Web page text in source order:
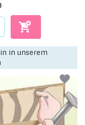
WhatsApp-